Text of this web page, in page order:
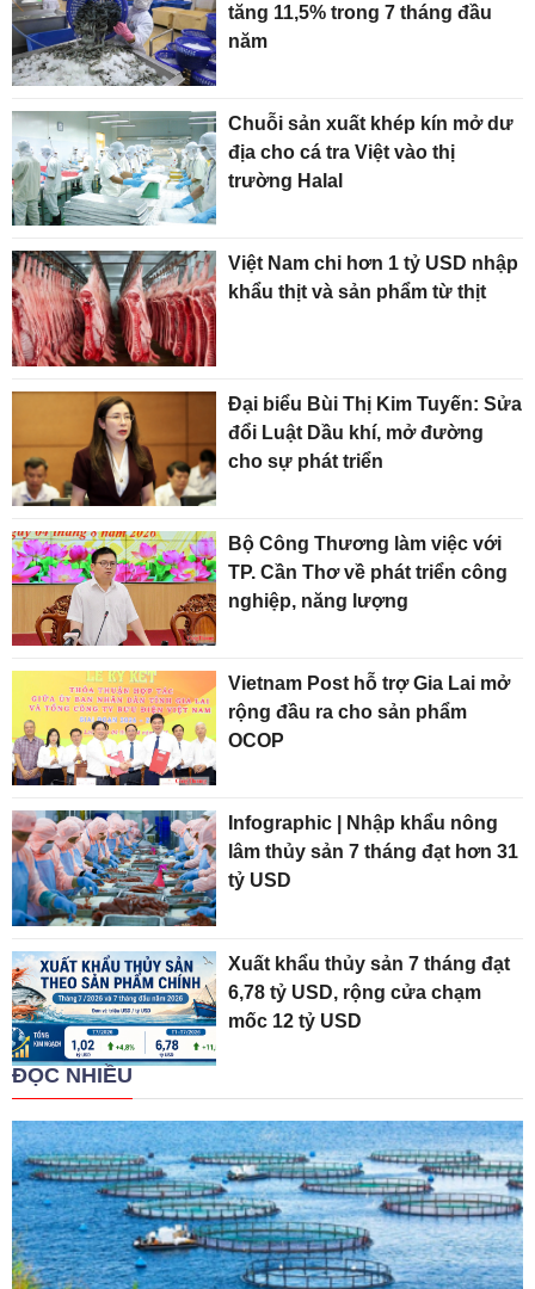
tăng 11,5% trong 7 tháng đầu
năm
Chuỗi sản xuất khép kín mở dư
địa cho cá tra Việt vào thị
trường Halal
Việt Nam chi hơn 1 tỷ USD nhập
khẩu thịt và sản phẩm từ thịt
Đại biểu Bùi Thị Kim Tuyến: Sửa
đổi Luật Dầu khí, mở đường
cho sự phát triển
Bộ Công Thương làm việc với
TP. Cần Thơ về phát triển công
nghiệp, năng lượng
Vietnam Post hỗ trợ Gia Lai mở
rộng đầu ra cho sản phẩm
OCOP
Infographic | Nhập khẩu nông
lâm thủy sản 7 tháng đạt hơn 31
tỷ USD
Xuất khẩu thủy sản 7 tháng đạt
6,78 tỷ USD, rộng cửa chạm
mốc 12 tỷ USD
ĐỌC NHIỀU